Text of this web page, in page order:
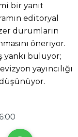
bir yanıt
editoryal
durumların
öneriyor.
yankı buluyor;
yayıncılığı
düşünüyor.